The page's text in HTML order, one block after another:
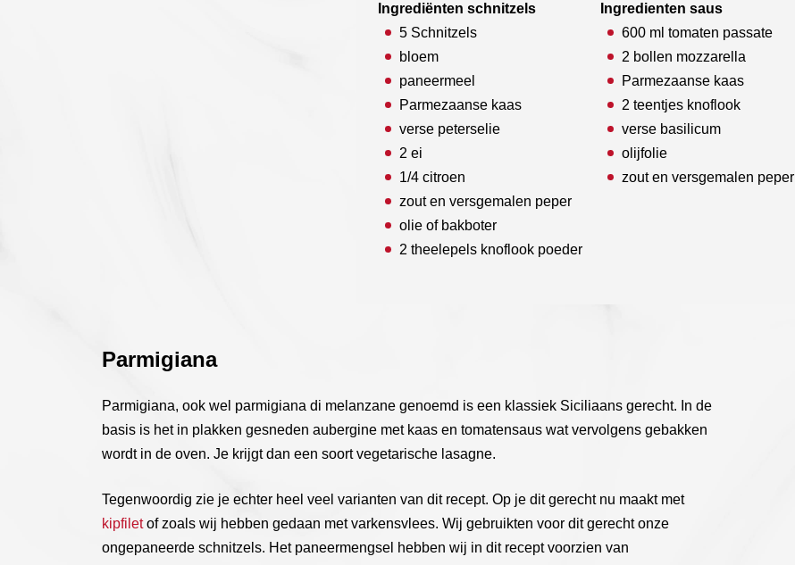
Ingrediënten schnitzels
5 Schnitzels
bloem
paneermeel
Parmezaanse kaas
verse peterselie
2 ei
1/4 citroen
zout en versgemalen peper
olie of bakboter
2 theelepels knoflook poeder
Ingredienten saus
600 ml tomaten passate
2 bollen mozzarella
Parmezaanse kaas
2 teentjes knoflook
verse basilicum
olijfolie
zout en versgemalen peper
Parmigiana
Parmigiana, ook wel parmigiana di melanzane genoemd is een klassiek Siciliaans gerecht. In de
basis is het in plakken gesneden aubergine met kaas en tomatensaus wat vervolgens gebakken
wordt in de oven. Je krijgt dan een soort vegetarische lasagne.
Tegenwoordig zie je echter heel veel varianten van dit recept. Op je dit gerecht nu maakt met
kipfiletof zoals wij hebben gedaan met varkensvlees. Wij gebruikten voor dit gerecht onze
ongepaneerde schnitzels. Het paneermengsel hebben wij in dit recept voorzien van